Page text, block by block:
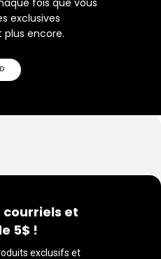
fois que vous
exclusives
encore.
et
5$ !
exclusifs et